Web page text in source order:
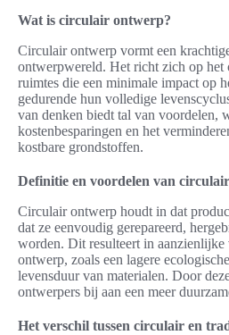
Wat is circulair ontwerp?
Circulair ontwerp vormt een
ontwerpwereld. Het richt zich op het
ruimtes die een minimale impact op
gedurende hun volledige
van denken biedt tal van voordelen,
kostenbesparingen en het
kostbare grondstoffen.
Definitie en voordelen van
Circulair ontwerp houdt in dat
dat ze eenvoudig gerepareerd,
worden. Dit resulteert in
ontwerp, zoals een lagere
levensduur van materialen. Door
ontwerpers bij aan een meer
Het verschil tussen circulair en